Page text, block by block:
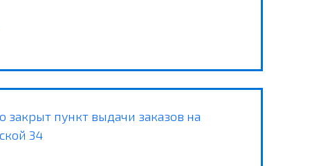
закрыт пункт выдачи заказов на
34